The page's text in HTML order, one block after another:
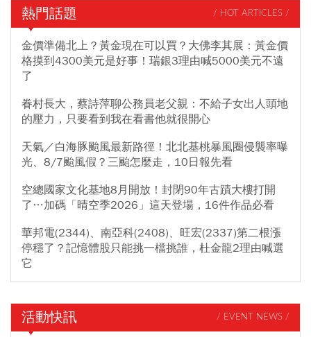
照千萬別錯過。今周刊一文整理頒獎嘉賓、演出陣容、入圍名單、
直播平台、售票平台、票價座位圖、金唱片Q&A等相關資訊懶人
包。
熱門話題 / HOT ARTICLES /
金價準備北上？黃金現在可以買？大佛李其展：黃金價
格摸到4300美元是好事！瑞銀3理由喊5000美元不遠
了
眷村長大，蔡詩萍聊公務員老父親：不給子女出人頭地
的壓力，只要看到我在看書他就很開心
天氣／白海豚颱風最新路徑！北北基桃暴風圈侵襲率曝
光、8/7颱風假？三颱怎麼走，10日報先看
空總國家文化基地8月開放！封閉90年古蹟大樓打開
了…加碼「晴空季2026」這天登場，16件作品必看
華邦電(2344)、南亞科(2408)、旺宏(2337)第二根漲
停穩了？記憶體股只能挑一檔挑誰，杜金龍2理由喊選
它
活動快訊 / EVENT NEWS /